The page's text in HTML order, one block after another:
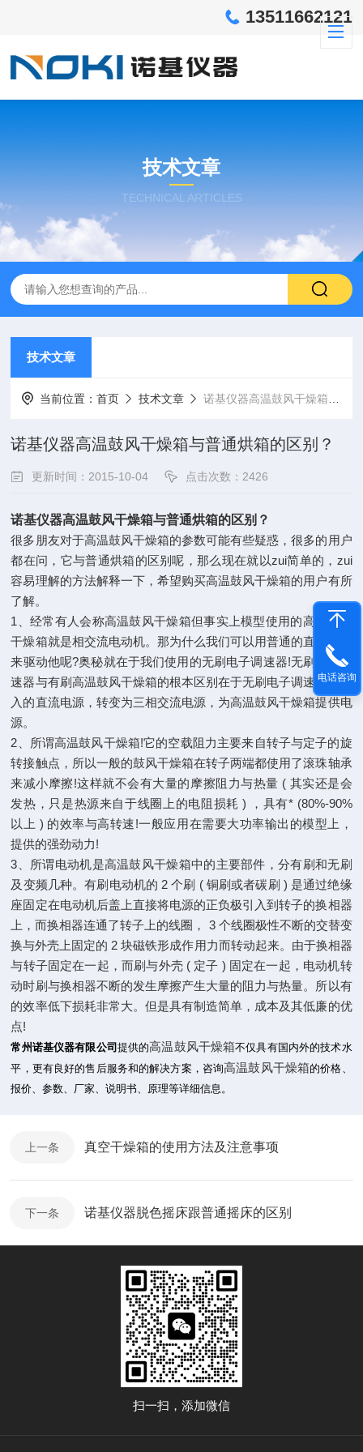
13511662121
技术文章
TECHNICAL ARTICLES
技术文章
当前位置：首页 技术文章 诺基仪器高温鼓风干燥箱与普通烘箱的区别？
诺基仪器高温鼓风干燥箱与普通烘箱的区别？
更新时间：2015-10-04 点击次数：2426
诺基仪器高温鼓风干燥箱与普通烘箱的区别？
很多朋友对于高温鼓风干燥箱的参数可能有些疑惑，很多的用户
都在问，它与普通烘箱的区别呢，那么现在就以zui简单的，zui
容易理解的方法解释一下，希望购买高温鼓风干燥箱的用户有所
了解。
1、经常有人会称高温鼓风干燥箱但事实上模型使用的高温鼓风
干燥箱就是相交流电动机。那为什么我们可以用普通的直流电源
来驱动他呢?奥秘就在于我们使用的无刷电子调速器!无刷电子调
速器与有刷高温鼓风干燥箱的根本区别在于无刷电子调速器将输
入的直流电源，转变为三相交流电源，为高温鼓风干燥箱提供电
源。
2、所谓高温鼓风干燥箱!它的空载阻力主要来自转子与定子的旋
转接触点，所以一般的鼓风干燥箱在转子两端都使用了滚珠轴承
来减小摩擦!这样就不会有大量的摩擦阻力与热量 ( 其实还是会
发热，只是热源来自于线圈上的电阻损耗 ) ，具有* (80%-90%
以上 ) 的效率与高转速!一般应用在需要大功率输出的模型上，
提供的强劲动力!
3、所谓电动机是高温鼓风干燥箱中的主要部件，分有刷和无刷
及变频几种。有刷电动机的 2 个刷 ( 铜刷或者碳刷 ) 是通过绝缘
座固定在电动机后盖上直接将电源的正负极引入到转子的换相器
上，而换相器连通了转子上的线圈， 3 个线圈极性不断的交替变
换与外壳上固定的 2 块磁铁形成作用力而转动起来。由于换相器
与转子固定在一起，而刷与外壳 ( 定子 ) 固定在一起，电动机转
动时刷与换相器不断的发生摩擦产生大量的阻力与热量。所以有
的效率低下损耗非常大。但是具有制造简单，成本及其低廉的优
点!
常州诺基仪器有限公司 提供的高温鼓风干燥箱不仅具有国内外的技术水
平，更有良好的售后服务和的解决方案，咨询高温鼓风干燥箱的价格、
报价、参数、厂家、说明书、原理等详细信息。
上一条 真空干燥箱的使用方法及注意事项
下一条 诺基仪器脱色摇床跟普通摇床的区别
扫一扫，添加微信
电话咨询